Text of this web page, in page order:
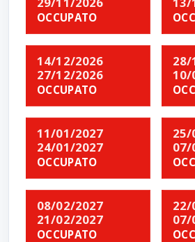
OCCUPATO
14/12/2026
27/12/2026
OCCUPATO
28/
10/
11/01/2027
24/01/2027
OCCUPATO
25/
07/
08/02/2027
21/02/2027
OCCUPATO
22/
07/